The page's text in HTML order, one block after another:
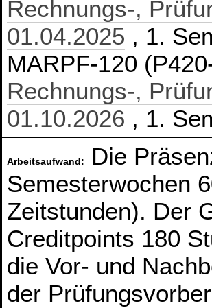
Rechnungs-,
01.04.2025 , 1.
MARPF-120
Rechnungs-,
01.10.2026 , 1.
Arbeitsaufwand:
Die
Semesterwochen
Zeitstunden). Der
Creditpoints 180
die Vor- und
der